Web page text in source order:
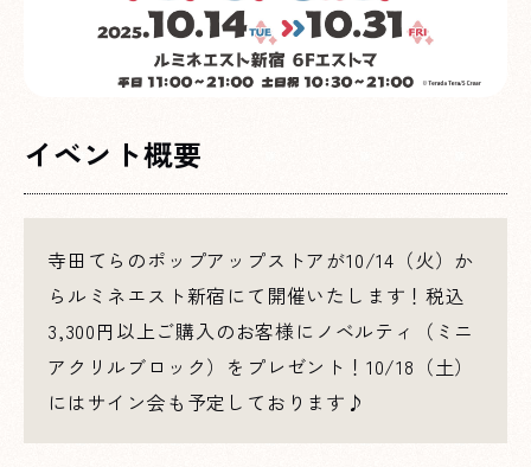
イベント概要
寺田てらのポップアップストアが10/14（火）か
らルミネエスト新宿にて開催いたします！税込
3,300円以上ご購入のお客様にノベルティ（ミニ
アクリルブロック）をプレゼント！10/18（土）
にはサイン会も予定しております♪